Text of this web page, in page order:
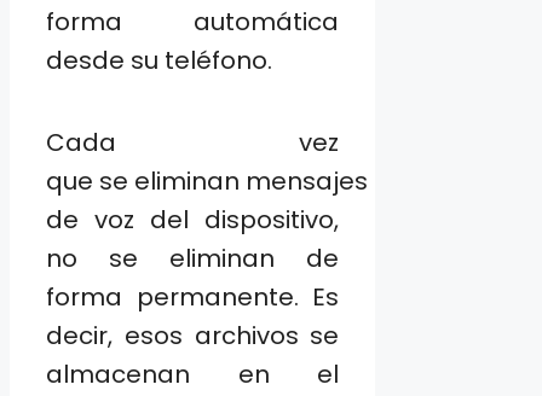
forma automática
desde su teléfono.
Cada vez
que se eliminan mensajes
de voz del dispositivo,
no se eliminan de
forma permanente. Es
decir, esos archivos se
almacenan en el